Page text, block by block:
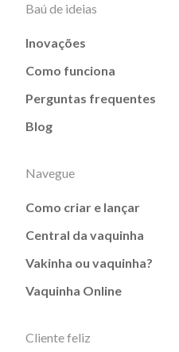
Baú de ideias
Inovações
Como funciona
Perguntas frequentes
Blog
Navegue
Como criar e lançar
Central da vaquinha
Vakinha ou vaquinha?
Vaquinha Online
Cliente feliz